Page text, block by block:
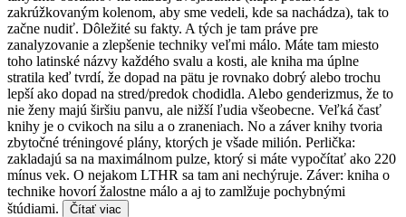
zakrúžkovaným kolenom, aby sme vedeli, kde sa nachádza), tak to
začne nudiť. Dôležité su fakty. A tých je tam práve pre
zanalyzovanie a zlepšenie techniky veľmi málo. Máte tam miesto
toho latinské názvy každého svalu a kosti, ale kniha ma úplne
stratila keď tvrdí, že dopad na pätu je rovnako dobrý alebo trochu
lepší ako dopad na stred/predok chodidla. Alebo genderizmus, že to
nie ženy majú širšiu panvu, ale nižší ľudia všeobecne. Veľká časť
knihy je o cvikoch na silu a o zraneniach. No a záver knihy tvoria
zbytočné tréningové plány, ktorých je všade milión. Perlička:
zakladajú sa na maximálnom pulze, ktorý si máte vypočítať ako 220
mínus vek. O nejakom LTHR sa tam ani nechýruje. Záver: kniha o
technike hovorí žalostne málo a aj to zamlžuje pochybnými
štúdiami.
Čítať viac